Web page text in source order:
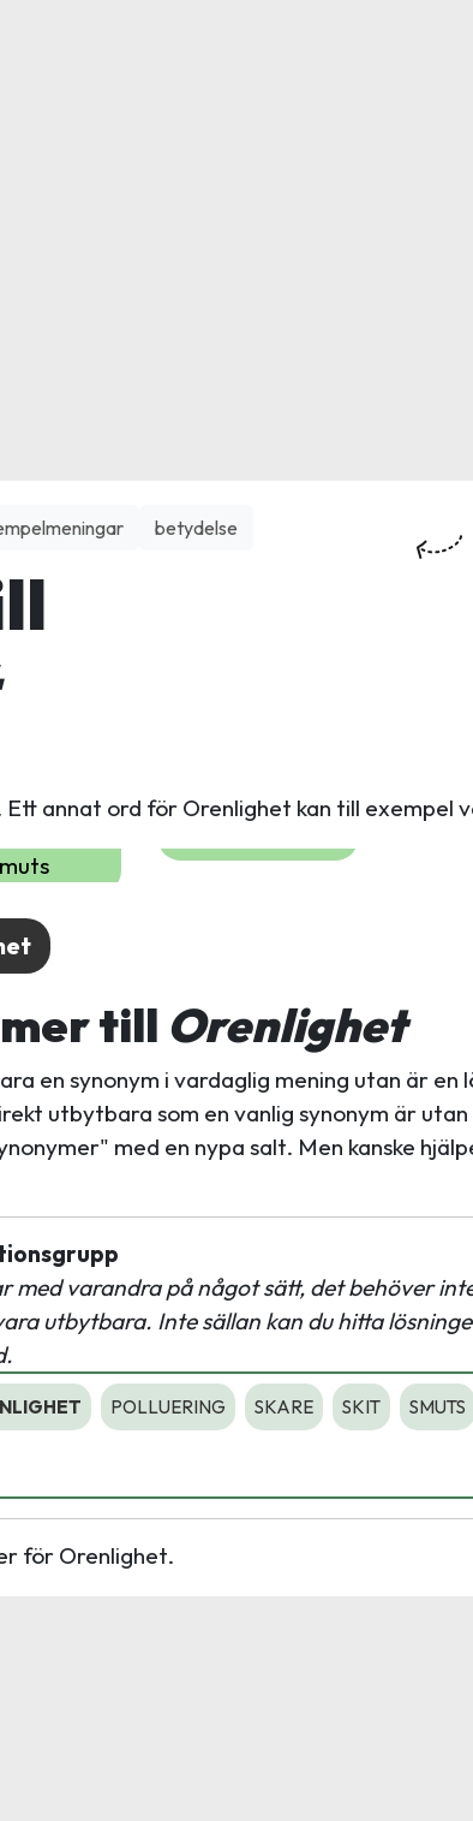
betydelse
Ett annat ord för Orenlighet kan till exempel
till Orenlighet
en synonym i vardaglig mening utan är en
utbytbara som en vanlig synonym är
med en nypa salt. Men kanske
med varandra på något sätt, det behöver
utbytbara. Inte sällan kan du hitta
POLLUERING SKARE SKIT SMUTS
för Orenlighet.